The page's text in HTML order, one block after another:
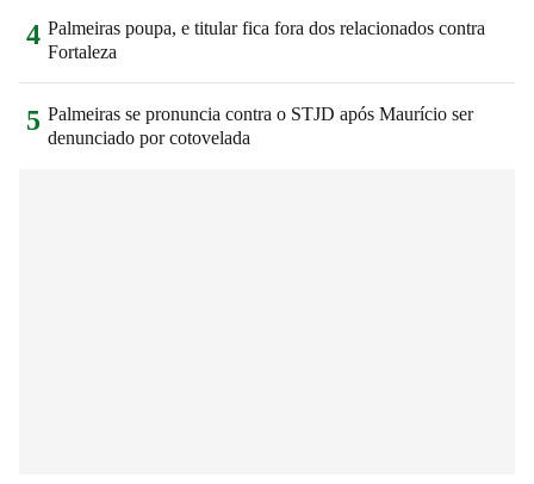
4 Palmeiras poupa, e titular fica fora dos relacionados contra
Fortaleza
5 Palmeiras se pronuncia contra o STJD após Maurício ser
denunciado por cotovelada